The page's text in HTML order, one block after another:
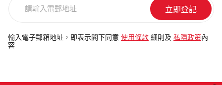
電
郵
輸入電子郵箱地址，即表示閣下同意 使用條款 細則及 私隱政策 內
容